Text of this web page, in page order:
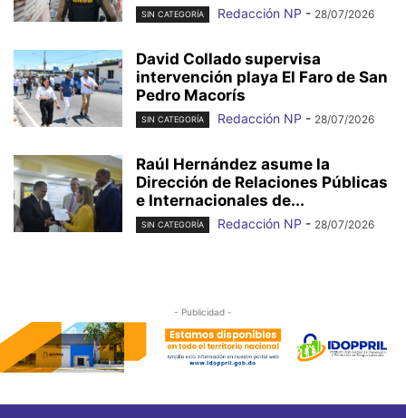
SIN CATEGORÍA Redacción NP - 28/07/2026
David Collado supervisa
intervención playa El Faro de San
Pedro Macorís
SIN CATEGORÍA Redacción NP - 28/07/2026
Raúl Hernández asume la
Dirección de Relaciones Públicas
e Internacionales de...
SIN CATEGORÍA Redacción NP - 28/07/2026
- Publicidad -